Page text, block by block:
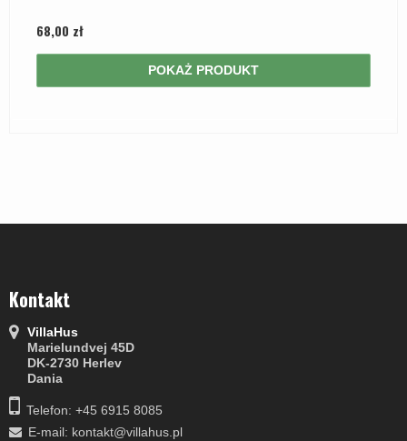
68,00 zł
POKAŻ PRODUKT
Kontakt
VillaHus
Marielundvej 45D
DK-2730 Herlev
Dania
Telefon: +45 6915 8085
E-mail: kontakt@villahus.pl